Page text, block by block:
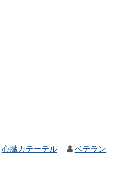
心臓カテーテル
ベテラン